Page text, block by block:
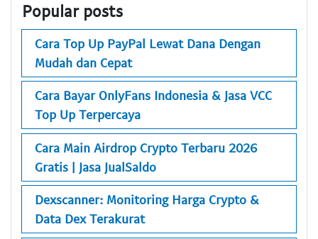
Popular posts
Cara Top Up PayPal Lewat Dana Dengan
Mudah dan Cepat
Cara Bayar OnlyFans Indonesia & Jasa VCC
Top Up Terpercaya
Cara Main Airdrop Crypto Terbaru 2026
Gratis | Jasa JualSaldo
Dexscanner: Monitoring Harga Crypto &
Data Dex Terakurat